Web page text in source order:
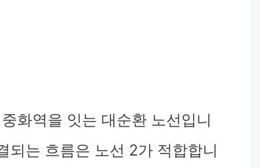
화역을 잇는 대순환 노선입니
되는 흐름은 노선 2가 적합합니